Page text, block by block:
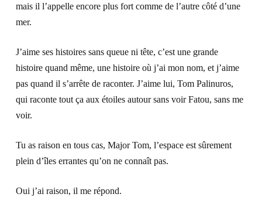
mais il l’appelle encore plus fort comme de l’autre côté d’une
mer.
J’aime ses histoires sans queue ni tête, c’est une grande
histoire quand même, une histoire où j’ai mon nom, et j’aime
pas quand il s’arrête de raconter. J’aime lui, Tom Palinuros,
qui raconte tout ça aux étoiles autour sans voir Fatou, sans me
voir.
Tu as raison en tous cas, Major Tom, l’espace est sûrement
plein d’îles errantes qu’on ne connaît pas.
Oui j’ai raison, il me répond.